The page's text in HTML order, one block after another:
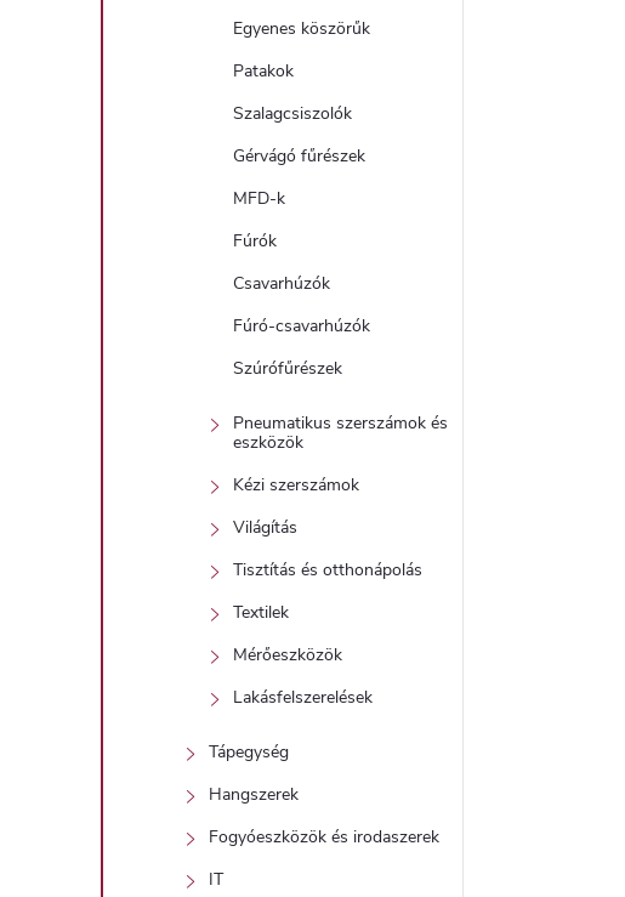
Egyenes köszörűk
Patakok
Szalagcsiszolók
Gérvágó fűrészek
MFD-k
Fúrók
Csavarhúzók
Fúró-csavarhúzók
Szúrófűrészek
Pneumatikus szerszámok és
eszközök
Kézi szerszámok
Világítás
Tisztítás és otthonápolás
Textilek
Mérőeszközök
Lakásfelszerelések
Tápegység
Hangszerek
Fogyóeszközök és irodaszerek
IT